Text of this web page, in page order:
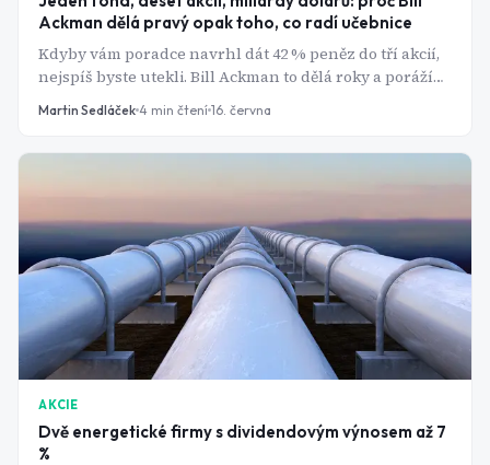
Ackman dělá pravý opak toho, co radí učebnice
Kdyby vám poradce navrhl dát 42 % peněz do tří akcií,
nejspíš byste utekli. Bill Ackman to dělá roky a poráží
trh. Proč mu to prochází a vám by to neprošlo?
Martin Sedláček 4 min čtení 16. června
AKCIE
Dvě energetické firmy s dividendovým výnosem až 7
%